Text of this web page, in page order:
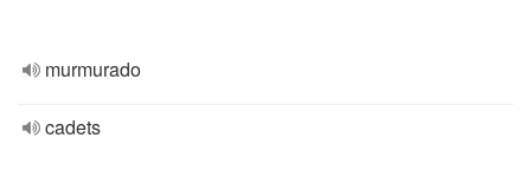
murmurado
cadets